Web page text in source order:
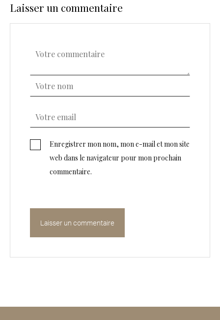
Laisser un commentaire
Enregistrer mon nom, mon e-mail et mon site
web dans le navigateur pour mon prochain
commentaire.